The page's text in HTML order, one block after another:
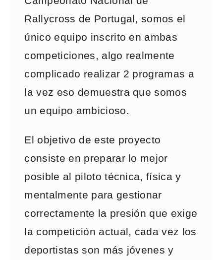
Rallycross de Portugal, somos el
único equipo inscrito en ambas
competiciones, algo realmente
complicado realizar 2 programas a
la vez eso demuestra que somos
un equipo ambicioso.
El objetivo de este proyecto
consiste en preparar lo mejor
posible al piloto técnica, física y
mentalmente para gestionar
correctamente la presión que exige
la competición actual, cada vez los
deportistas son más jóvenes y